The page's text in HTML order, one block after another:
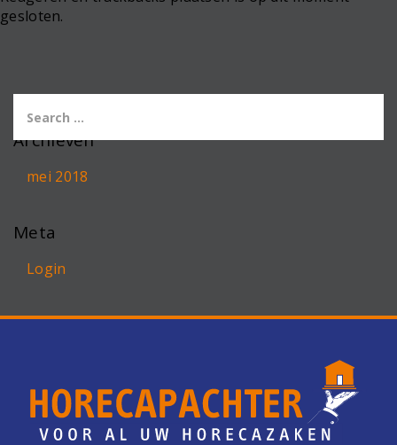
gesloten.
Archieven
mei 2018
Meta
Login